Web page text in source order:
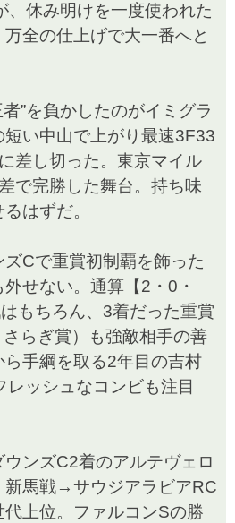
、休み明けを一度使われた
全の仕上げで大一番へと
”を負かしたのがイミグラ
い中山で上がり最速3F33
差し切った。東京マイル
で完勝した舞台。持ち味
はずだ。
Cで重賞初制覇を飾った
せない。通算【2・0・
もちろん、3着だった重賞
らぎ賞）も強敵相手の善
手綱を取る2年目の吉村
ッシュなコンビも注目
ンズC2着のアルテヴェロ
新馬戦→サウジアラビアRC
上位。ファルコンSの勝